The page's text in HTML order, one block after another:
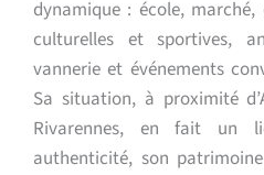
dynamique : école,
culturelles et sportives,
vannerie et événements
Sa situation, à proximité
Rivarennes, en fait un
authenticité, son